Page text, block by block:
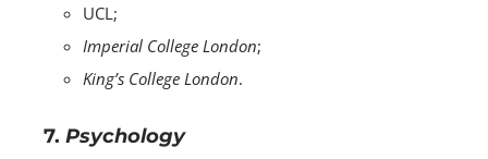
UCL;
Imperial College London;
King’s College London.
7. Psychology